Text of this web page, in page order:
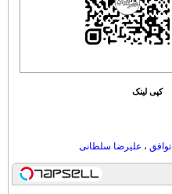
کپی لینک
توافق ، علیرضا سلطانی